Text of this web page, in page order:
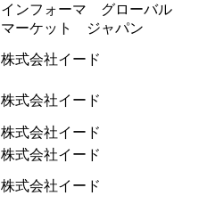
インフォーマ グローバル
マーケット ジャパン
株式会社イード
株式会社イード
株式会社イード
株式会社イード
株式会社イード